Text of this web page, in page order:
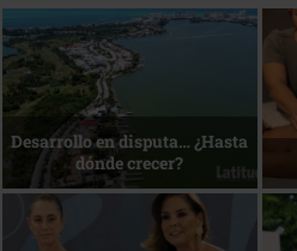
Bottega, un viaje servido a la
mesa